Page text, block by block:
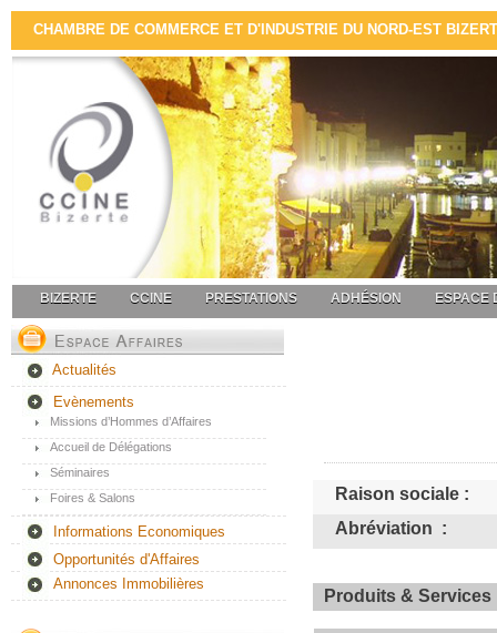
CHAMBRE DE COMMERCE ET D'INDUSTRIE DU NORD-EST
BIZERTE CCINE PRESTATIONS ADHÉSION ESPACE
Actualités
Evènements
Missions d’Hommes d’Affaires
Accueil de Délégations
Séminaires
Foires & Salons
Informations Economiques
Opportunités d'Affaires
Annonces Immobilières
Raison sociale :
Abréviation :
Produits & Services